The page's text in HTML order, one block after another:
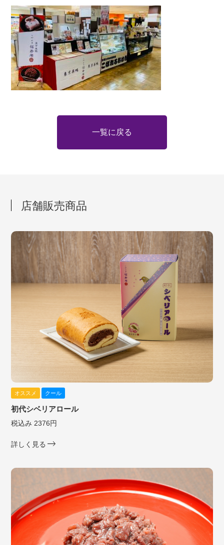
一覧に戻る
店舗販売商品
オススメ クール
初代シベリアロール
税込み 2376円
詳しく見る